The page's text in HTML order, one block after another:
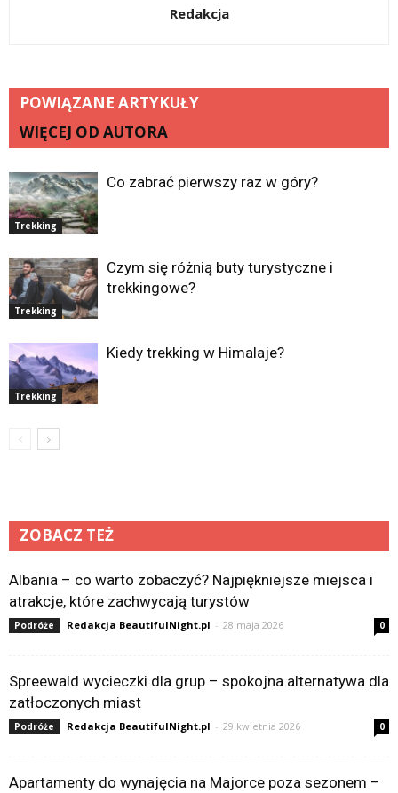
Redakcja
POWIĄZANE ARTYKUŁY
WIĘCEJ OD AUTORA
Trekking
Co zabrać pierwszy raz w góry?
Trekking
Czym się różnią buty turystyczne i
trekkingowe?
Trekking
Kiedy trekking w Himalaje?
ZOBACZ TEŻ
Albania – co warto zobaczyć? Najpiękniejsze miejsca i
atrakcje, które zachwycają turystów
Podróże Redakcja BeautifulNight.pl - 28 maja 2026 0
Spreewald wycieczki dla grup – spokojna alternatywa dla
zatłoczonych miast
Podróże Redakcja BeautifulNight.pl - 29 kwietnia 2026 0
Apartamenty do wynajęcia na Majorce poza sezonem –